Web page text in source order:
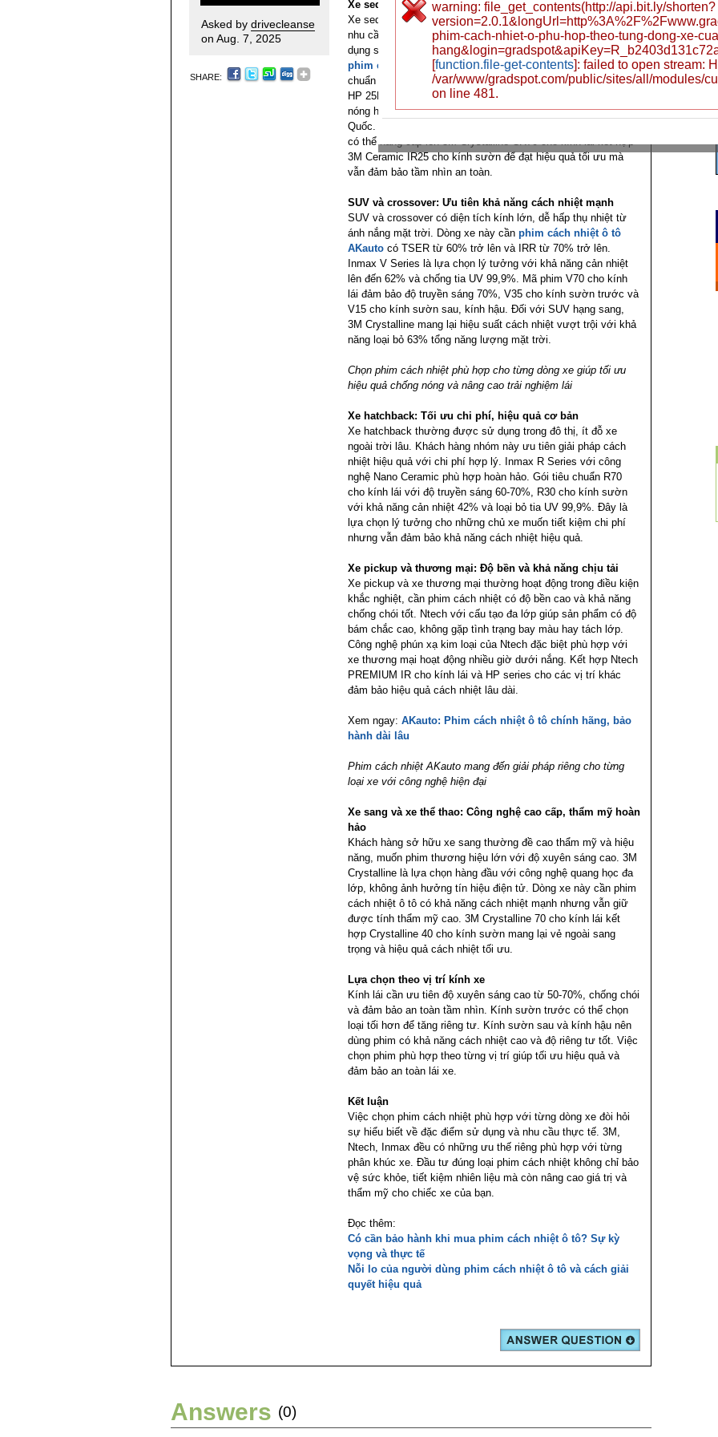
Asked by drivecleanse
on Aug. 7, 2025
SHARE:
Xe sedan: Cân bằng hiệu quả và thẩm mỹ
Xe sedan là dòng xe phổ biến nhất tại Việt Nam, phù hợp với
nhu cầu di chuyển hàng ngày và công việc. Khách hàng sử
dụng sedan thường ưu tiên sự cân bằng giữa hiệu quảdán
phim cách nhiệt xe ô tôvà chi phí hợp lý. Ntech gói tiêu
chuẩn với kính trước dùng PREMIUM IR 6585 và kính sườn
HP 25BK là lựa chọn tối ưu. Gói này mang lại khả năng chống
nóng hiệu quả với công nghệ phún xạ kim loại tiên tiến từ Hàn
Quốc. Đối với sedan cao cấp như Camry, Accord, khách hàng
có thể nâng cấp lên 3M Crystalline CR70 cho kính lái kết hợp
3M Ceramic IR25 cho kính sườn để đạt hiệu quả tối ưu mà
vẫn đảm bảo tầm nhìn an toàn.
SUV và crossover: Ưu tiên khả năng cách nhiệt mạnh
SUV và crossover có diện tích kính lớn, dễ hấp thụ nhiệt từ
ánh nắng mặt trời. Dòng xe này cần phim cách nhiệt ô tô
AKauto có TSER từ 60% trở lên và IRR từ 70% trở lên.
Inmax V Series là lựa chọn lý tưởng với khả năng cản nhiệt
lên đến 62% và chống tia UV 99,9%. Mã phim V70 cho kính
lái đảm bảo độ truyền sáng 70%, V35 cho kính sườn trước và
V15 cho kính sườn sau, kính hậu. Đối với SUV hạng sang,
3M Crystalline mang lại hiệu suất cách nhiệt vượt trội với khả
năng loại bỏ 63% tổng năng lượng mặt trời.
Chọn phim cách nhiệt phù hợp cho từng dòng xe giúp tối ưu
hiệu quả chống nóng và nâng cao trải nghiệm lái
Xe hatchback: Tối ưu chi phí, hiệu quả cơ bản
Xe hatchback thường được sử dụng trong đô thị, ít đỗ xe
ngoài trời lâu. Khách hàng nhóm này ưu tiên giải pháp cách
nhiệt hiệu quả với chi phí hợp lý. Inmax R Series với công
nghệ Nano Ceramic phù hợp hoàn hảo. Gói tiêu chuẩn R70
cho kính lái với độ truyền sáng 60-70%, R30 cho kính sườn
với khả năng cản nhiệt 42% và loại bỏ tia UV 99,9%. Đây là
lựa chọn lý tưởng cho những chủ xe muốn tiết kiệm chi phí
nhưng vẫn đảm bảo khả năng cách nhiệt hiệu quả.
Xe pickup và thương mại: Độ bền và khả năng chịu tải
Xe pickup và xe thương mại thường hoạt động trong điều kiện
khắc nghiệt, cần phim cách nhiệt có độ bền cao và khả năng
chống chói tốt. Ntech với cấu tạo đa lớp giúp sản phẩm có độ
bám chắc cao, không gặp tình trạng bay màu hay tách lớp.
Công nghệ phún xạ kim loại của Ntech đặc biệt phù hợp với
xe thương mại hoạt động nhiều giờ dưới nắng. Kết hợp Ntech
PREMIUM IR cho kính lái và HP series cho các vị trí khác
đảm bảo hiệu quả cách nhiệt lâu dài.
Xem ngay: AKauto: Phim cách nhiệt ô tô chính hãng, bảo
hành dài lâu
Phim cách nhiệt AKauto mang đến giải pháp riêng cho từng
loại xe với công nghệ hiện đại
Xe sang và xe thể thao: Công nghệ cao cấp, thẩm mỹ hoàn
hảo
Khách hàng sở hữu xe sang thường đề cao thẩm mỹ và hiệu
năng, muốn phim thương hiệu lớn với độ xuyên sáng cao. 3M
Crystalline là lựa chọn hàng đầu với công nghệ quang học đa
lớp, không ảnh hưởng tín hiệu điện tử. Dòng xe này cần phim
cách nhiệt ô tô có khả năng cách nhiệt mạnh nhưng vẫn giữ
được tính thẩm mỹ cao. 3M Crystalline 70 cho kính lái kết
hợp Crystalline 40 cho kính sườn mang lại vẻ ngoài sang
trọng và hiệu quả cách nhiệt tối ưu.
Lựa chọn theo vị trí kính xe
Kính lái cần ưu tiên độ xuyên sáng cao từ 50-70%, chống chói
và đảm bảo an toàn tầm nhìn. Kính sườn trước có thể chọn
loại tối hơn để tăng riêng tư. Kính sườn sau và kính hậu nên
dùng phim có khả năng cách nhiệt cao và độ riêng tư tốt. Việc
chọn phim phù hợp theo từng vị trí giúp tối ưu hiệu quả và
đảm bảo an toàn lái xe.
Kết luận
Việc chọn phim cách nhiệt phù hợp với từng dòng xe đòi hỏi
sự hiểu biết về đặc điểm sử dụng và nhu cầu thực tế. 3M,
Ntech, Inmax đều có những ưu thế riêng phù hợp với từng
phân khúc xe. Đầu tư đúng loại phim cách nhiệt không chỉ bảo
vệ sức khỏe, tiết kiệm nhiên liệu mà còn nâng cao giá trị và
thẩm mỹ cho chiếc xe của bạn.
Đọc thêm:
Có cần bảo hành khi mua phim cách nhiệt ô tô? Sự kỳ
vọng và thực tế
Nỗi lo của người dùng phim cách nhiệt ô tô và cách giải
quyết hiệu quả
Answers (0)
warning: file_get_contents(http://api.bit.ly/shorten?
phim-cach-nhiet-o-phu-hop-theo-tung-dong-xe-
[function.file-get-contents]: failed to open stream:
/var/www/gradspot.com/public/sites/all/modules/
on line 481.